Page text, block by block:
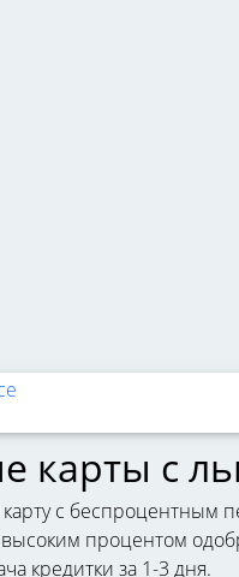
карты с
с беспроцентным
процентом
кредитки за 1-3 дня.